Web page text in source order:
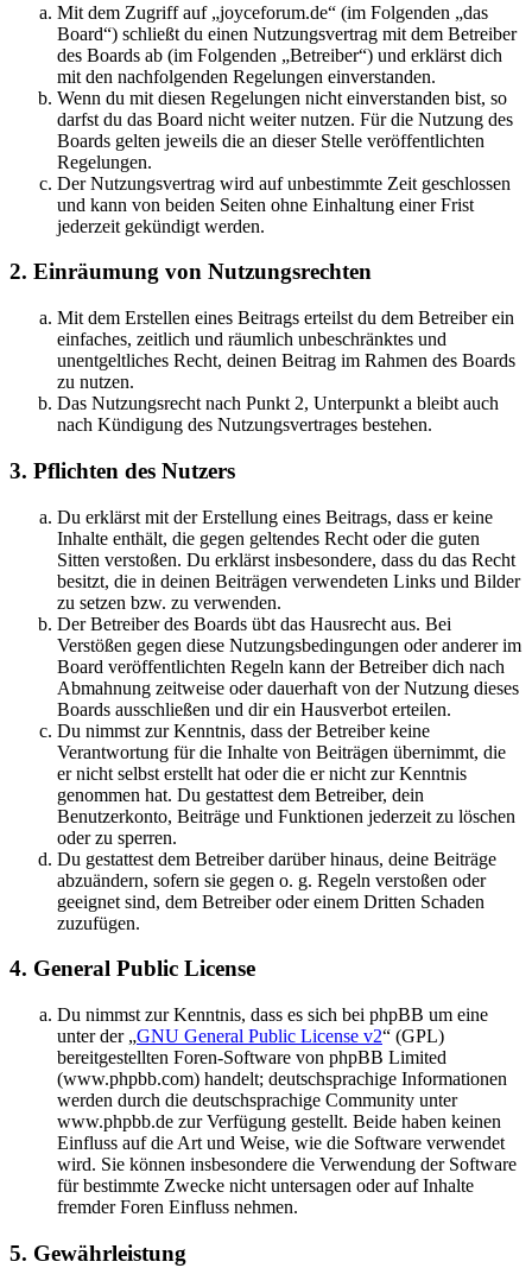
Mit dem Zugriff auf „joyceforum.de“ (im Folgenden „das
Board“) schließt du einen Nutzungsvertrag mit dem Betreiber
des Boards ab (im Folgenden „Betreiber“) und erklärst dich
mit den nachfolgenden Regelungen einverstanden.
Wenn du mit diesen Regelungen nicht einverstanden bist, so
darfst du das Board nicht weiter nutzen. Für die Nutzung des
Boards gelten jeweils die an dieser Stelle veröffentlichten
Regelungen.
Der Nutzungsvertrag wird auf unbestimmte Zeit geschlossen
und kann von beiden Seiten ohne Einhaltung einer Frist
jederzeit gekündigt werden.
2. Einräumung von Nutzungsrechten
Mit dem Erstellen eines Beitrags erteilst du dem Betreiber ein
einfaches, zeitlich und räumlich unbeschränktes und
unentgeltliches Recht, deinen Beitrag im Rahmen des Boards
zu nutzen.
Das Nutzungsrecht nach Punkt 2, Unterpunkt a bleibt auch
nach Kündigung des Nutzungsvertrages bestehen.
3. Pflichten des Nutzers
Du erklärst mit der Erstellung eines Beitrags, dass er keine
Inhalte enthält, die gegen geltendes Recht oder die guten
Sitten verstoßen. Du erklärst insbesondere, dass du das Recht
besitzt, die in deinen Beiträgen verwendeten Links und Bilder
zu setzen bzw. zu verwenden.
Der Betreiber des Boards übt das Hausrecht aus. Bei
Verstößen gegen diese Nutzungsbedingungen oder anderer im
Board veröffentlichten Regeln kann der Betreiber dich nach
Abmahnung zeitweise oder dauerhaft von der Nutzung dieses
Boards ausschließen und dir ein Hausverbot erteilen.
Du nimmst zur Kenntnis, dass der Betreiber keine
Verantwortung für die Inhalte von Beiträgen übernimmt, die
er nicht selbst erstellt hat oder die er nicht zur Kenntnis
genommen hat. Du gestattest dem Betreiber, dein
Benutzerkonto, Beiträge und Funktionen jederzeit zu löschen
oder zu sperren.
Du gestattest dem Betreiber darüber hinaus, deine Beiträge
abzuändern, sofern sie gegen o. g. Regeln verstoßen oder
geeignet sind, dem Betreiber oder einem Dritten Schaden
zuzufügen.
4. General Public License
Du nimmst zur Kenntnis, dass es sich bei phpBB um eine
unter der „GNU General Public License v2“ (GPL)
bereitgestellten Foren-Software von phpBB Limited
(www.phpbb.com) handelt; deutschsprachige Informationen
werden durch die deutschsprachige Community unter
www.phpbb.de zur Verfügung gestellt. Beide haben keinen
Einfluss auf die Art und Weise, wie die Software verwendet
wird. Sie können insbesondere die Verwendung der Software
für bestimmte Zwecke nicht untersagen oder auf Inhalte
fremder Foren Einfluss nehmen.
5. Gewährleistung